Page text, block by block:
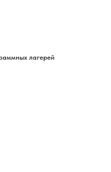
лагерей